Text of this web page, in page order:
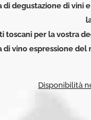
di degustazione di vini
toscani per la vostra
di vino espressione del
Disponibilità